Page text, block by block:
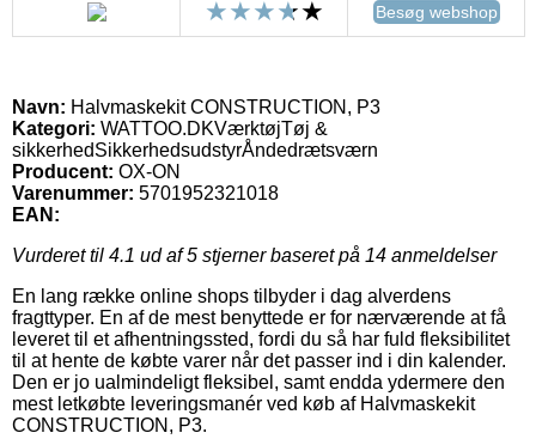
Besøg webshop
Navn: Halvmaskekit CONSTRUCTION, P3
Kategori: WATTOO.DKVærktøjTøj &
sikkerhedSikkerhedsudstyrÅndedrætsværn
Producent: OX-ON
Varenummer: 5701952321018
EAN:
Vurderet til 4.1 ud af 5 stjerner baseret på 14 anmeldelser
En lang række online shops tilbyder i dag alverdens
fragttyper. En af de mest benyttede er for nærværende at få
leveret til et afhentningssted, fordi du så har fuld fleksibilitet
til at hente de købte varer når det passer ind i din kalender.
Den er jo ualmindeligt fleksibel, samt endda ydermere den
mest letkøbte leveringsmanér ved køb af Halvmaskekit
CONSTRUCTION, P3.